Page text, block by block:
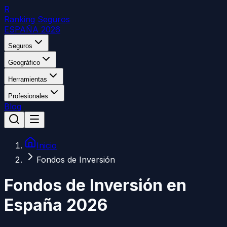
R
Ranking Seguros
ESPAÑA 2026
Seguros
Geográfico
Herramientas
Profesionales
Blog
Inicio
Fondos de Inversión
Fondos de Inversión en
España 2026